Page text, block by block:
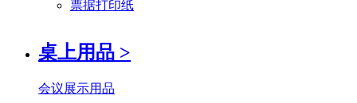
桌上用品 >
会议展示用品